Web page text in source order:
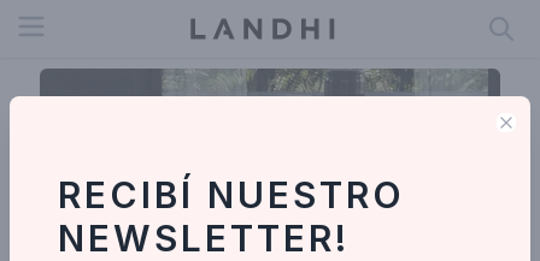
Open menu
RECIBÍ NUESTRO
NEWSLETTER!